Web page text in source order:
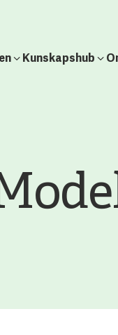
Kunskapshub